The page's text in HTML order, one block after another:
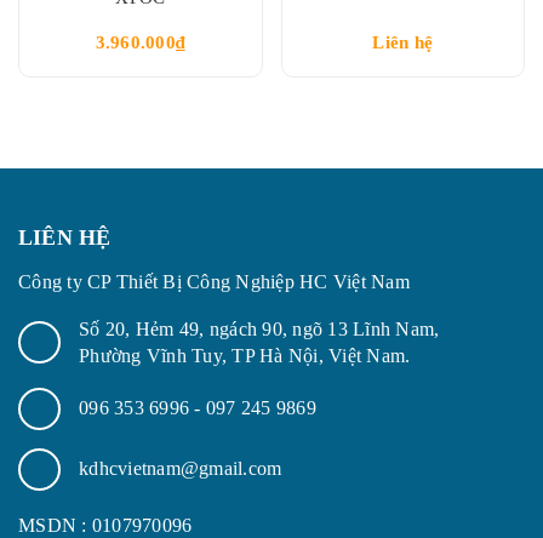
3.960.000₫ Liên hệ
LIÊN HỆ
Công ty CP Thiết Bị Công Nghiệp HC Việt Nam
Số 20, Hẻm 49, ngách 90, ngõ 13 Lĩnh Nam,
Phường Vĩnh Tuy, TP Hà Nội, Việt Nam.
096 353 6996- 097 245 9869
kdhcvietnam@gmail.com
MSDN : 0107970096